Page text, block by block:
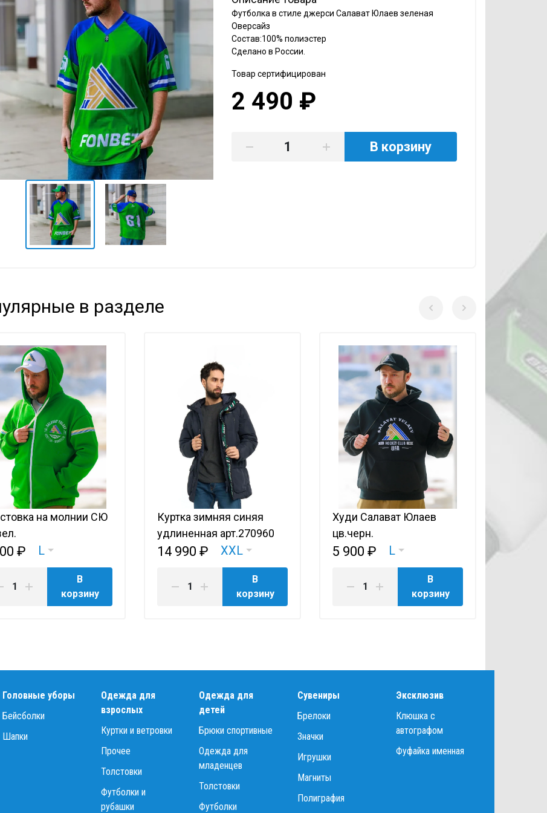
Барыс
Салават Юлаев
Сибирь
Футболка в стиле джерси Салават Юлаев зеленая
Оверсайз
Состав:100% полиэстер
Сделано в России.
Товар сертифицирован
2 490 ₽
В корзину
в разделе
на молнии СЮ
₽ L
В
корзину
Куртка зимняя синяя
удлиненная арт.270960
14 990 ₽ XXL
В
корзину
Худи Салават Юлаев
цв.черн.
5 900 ₽ L
В
корзину
Головные уборы
Бейсболки
Шапки
Одежда для
взрослых
Куртки и ветровки
Прочее
Толстовки
Футболки и
рубашки
Одежда для
детей
Брюки спортивные
Одежда для
младенцев
Толстовки
Футболки
Сувениры
Брелоки
Значки
Игрушки
Магниты
Полиграфия
Эксклюзив
Клюшка с
автографом
Фуфайка именная